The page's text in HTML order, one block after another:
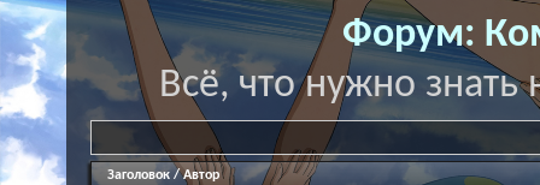
Форум:
Всё, что нужно
Заголовок /Автор